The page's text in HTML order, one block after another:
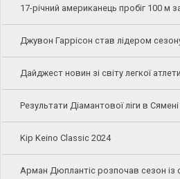
17-річний американець пробіг 100 м
Джувон Гаррісон став лідером
Дайджест новин зі світу легкої
Результати Діамантової ліги в
Kip Keino Classic 2024
Арман Дюплантіс розпочав сезон із